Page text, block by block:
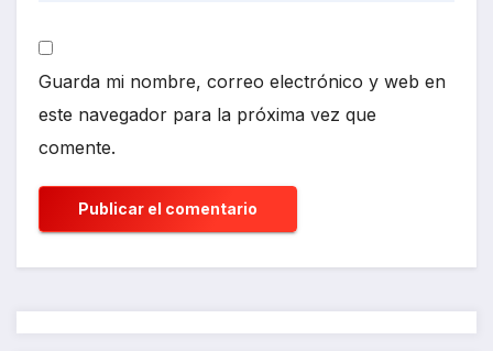
Guarda mi nombre, correo electrónico y web en
este navegador para la próxima vez que
comente.